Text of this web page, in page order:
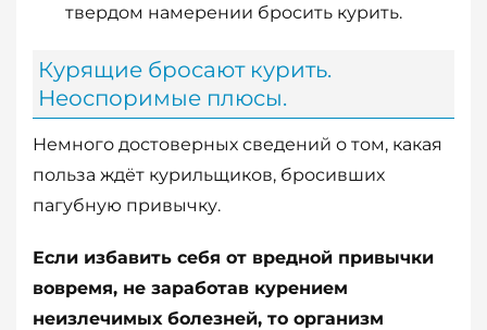
твердом намерении бросить курить.
Курящие бросают курить.
Неоспоримые плюсы.
Немного достоверных сведений о том, какая
польза ждёт курильщиков, бросивших
пагубную привычку.
Если избавить себя от вредной привычки
вовремя, не заработав курением
неизлечимых болезней, то организм